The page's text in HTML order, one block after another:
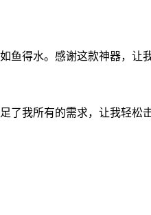
得水。感谢这款神器，让
我所有的需求，让我轻松击